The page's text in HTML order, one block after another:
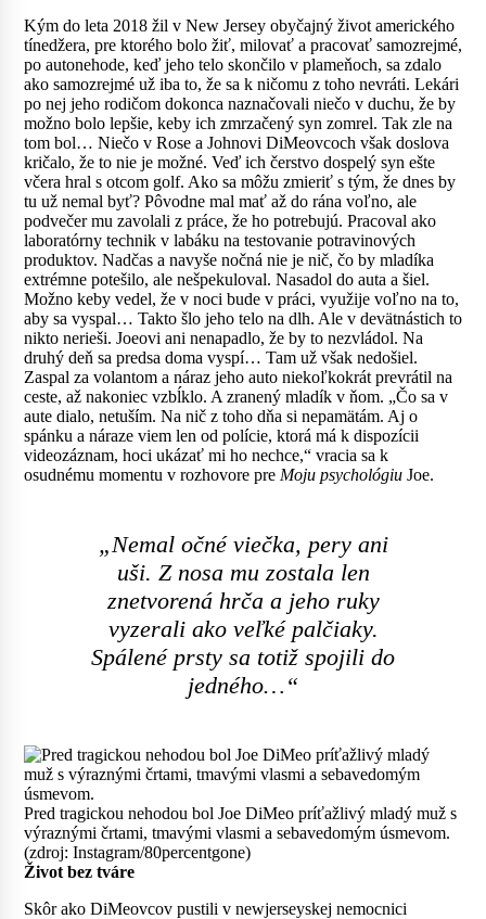
Kým do leta 2018 žil v New Jersey obyčajný život amerického
tínedžera, pre ktorého bolo žiť, milovať a pracovať samozrejmé,
po autonehode, keď jeho telo skončilo v plameňoch, sa zdalo
ako samozrejmé už iba to, že sa k ničomu z toho nevráti. Lekári
po nej jeho rodičom dokonca naznačovali niečo v duchu, že by
možno bolo lepšie, keby ich zmrzačený syn zomrel. Tak zle na
tom bol… Niečo v Rose a Johnovi DiMeovcoch však doslova
kričalo, že to nie je možné. Veď ich čerstvo dospelý syn ešte
včera hral s otcom golf. Ako sa môžu zmieriť s tým, že dnes by
tu už nemal byť? Pôvodne mal mať až do rána voľno, ale
podvečer mu zavolali z práce, že ho potrebujú. Pracoval ako
laboratórny technik v labáku na testovanie potravinových
produktov. Nadčas a navyše nočná nie je nič, čo by mladíka
extrémne potešilo, ale nešpekuloval. Nasadol do auta a šiel.
Možno keby vedel, že v noci bude v práci, využije voľno na to,
aby sa vyspal… Takto šlo jeho telo na dlh. Ale v devätnástich to
nikto nerieši. Joeovi ani nenapadlo, že by to nezvládol. Na
druhý deň sa predsa doma vyspí… Tam už však nedošiel.
Zaspal za volantom a náraz jeho auto niekoľkokrát prevrátil na
ceste, až nakoniec vzbĺklo. A zranený mladík v ňom. „Čo sa v
aute dialo, netuším. Na nič z toho dňa si nepamätám. Aj o
spánku a náraze viem len od polície, ktorá má k dispozícii
videozáznam, hoci ukázať mi ho nechce,“ vracia sa k
osudnému momentu v rozhovore pre Moju psychológiu Joe.
„Nemal očné viečka, pery ani
uši. Z nosa mu zostala len
znetvorená hrča a jeho ruky
vyzerali ako veľké palčiaky.
Spálené prsty sa totiž spojili do
jedného…“
Pred tragickou nehodou bol Joe DiMeo príťažlivý mladý muž s
výraznými črtami, tmavými vlasmi a sebavedomým úsmevom.
(zdroj: Instagram/80percentgone)
Život bez tváre
Skôr ako DiMeovcov pustili v newjerseyskej nemocnici